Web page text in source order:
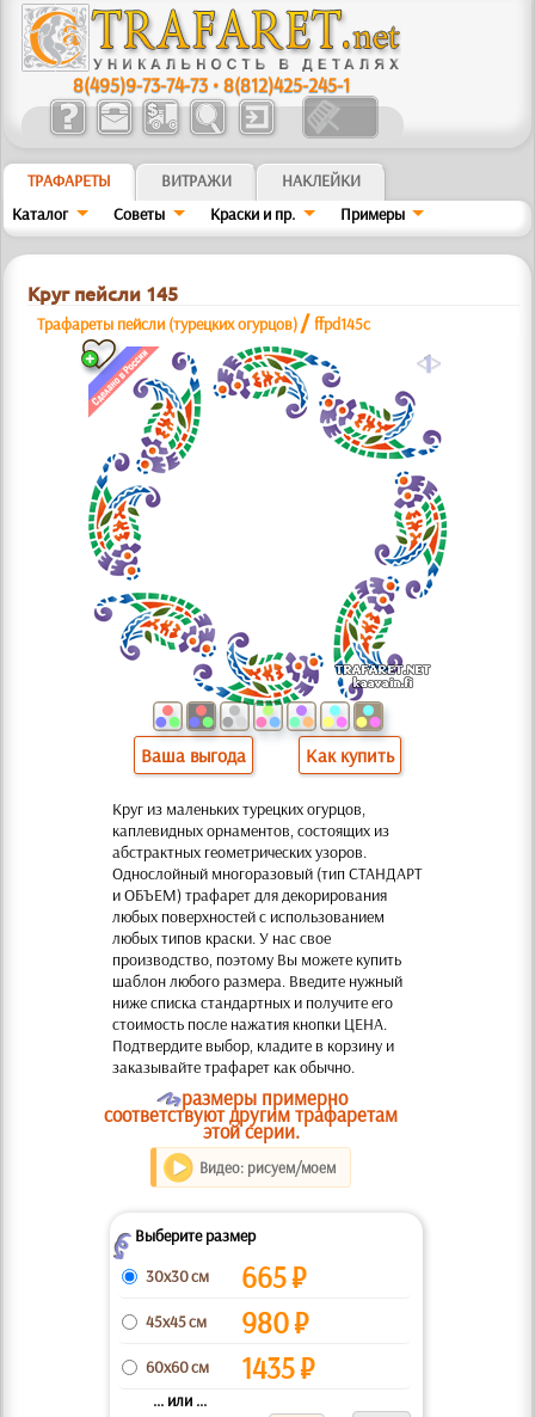
8(495)9-73-74-73 •8(812)425-245-1
ТРАФАРЕТЫ ВИТРАЖИ
НАКЛЕЙКИ
Каталог
Советы Краски и пр. Примеры
Круг пейсли 145
Трафареты пейсли (турецких огурцов) /ffpd145c
a
Ваша выгода Как купить
Круг из маленьких турецких огурцов,
каплевидных орнаментов, состоящих из
абстрактных геометрических узоров.
Однослойный многоразовый (тип СТАНДАРТ
и ОБЪЕМ) трафарет для декорирования
любых поверхностей с использованием
любых типов краски. У нас свое
производство, поэтому Вы можете купить
шаблон любого размера. Введите нужный
ниже списка стандартных и получите его
стоимость после нажатия кнопки ЦЕНА.
Подтвердите выбор, кладите в корзину и
заказывайте трафарет как обычно.
Oразмеры примерно
соответствуют другим трафаретам
этой серии.
Видео: рисуем/моем
ZВыберите размер
30x30 см
665₽
45x45 см 980₽
60x60 см 1435₽
... или ...